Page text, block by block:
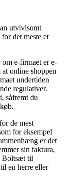
utvivlsomt
det meste et
e-firmaet er e-
online shoppen
undertiden
regulativer.
såfremt du
de mest
for eksempel
er det
sin faktura,
Boltsæt til
en herre eller